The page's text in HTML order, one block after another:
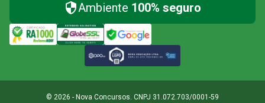
Ambiente 100% seguro
© 2026 - Nova Concursos. CNPJ 31.072.703/0001-59